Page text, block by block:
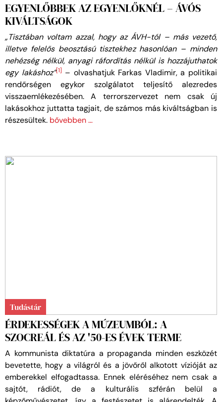
EGYENLŐBBEK AZ EGYENLŐKNÉL – ÁVÓS
KIVÁLTSÁGOK
„Tisztában voltam azzal, hogy az ÁVH-tól – más vezető,
illetve felelős beosztású tisztekhez hasonlóan – minden
nehézség nélkül, anyagi ráfordítás nélkül is hozzájuthatok
egy lakáshoz”[1] – olvashatjuk Farkas Vladimir, a politikai
rendőrségen egykor szolgálatot teljesítő alezredes
visszaemlékezésében. A terrorszervezet nem csak új
lakásokhoz juttatta tagjait, de számos más kiváltságban is
részesültek. bővebben …
Tudástár
ÉRDEKESSÉGEK A MÚZEUMBÓL: A
SZOCREÁL ÉS AZ '50-ES ÉVEK TERME
A kommunista diktatúra a propaganda minden eszközét
bevetette, hogy a világról és a jövőről alkotott vízióját az
emberekkel elfogadtassa. Ennek eléréséhez nem csak a
sajtót, rádiót, de a kulturális szférán belül a